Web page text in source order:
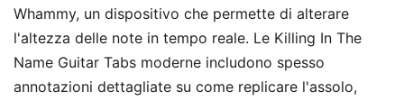
Whammy, un dispositivo che permette di alterare
l'altezza delle note in tempo reale. Le Killing In The
Name Guitar Tabs moderne includono spesso
annotazioni dettagliate su come replicare l'assolo,